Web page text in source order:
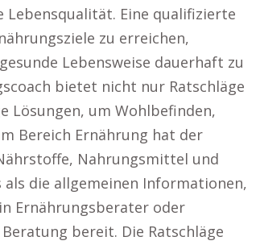
Lebensqualität. Eine qualifizierte
zu erreichen,
Lebensweise dauerhaft zu
bietet nicht nur Ratschläge
Lösungen, um Wohlbefinden,
Bereich Ernährung hat der
Nahrungsmittel und
die allgemeinen Informationen,
Ernährungsberater oder
bereit. Die Ratschläge